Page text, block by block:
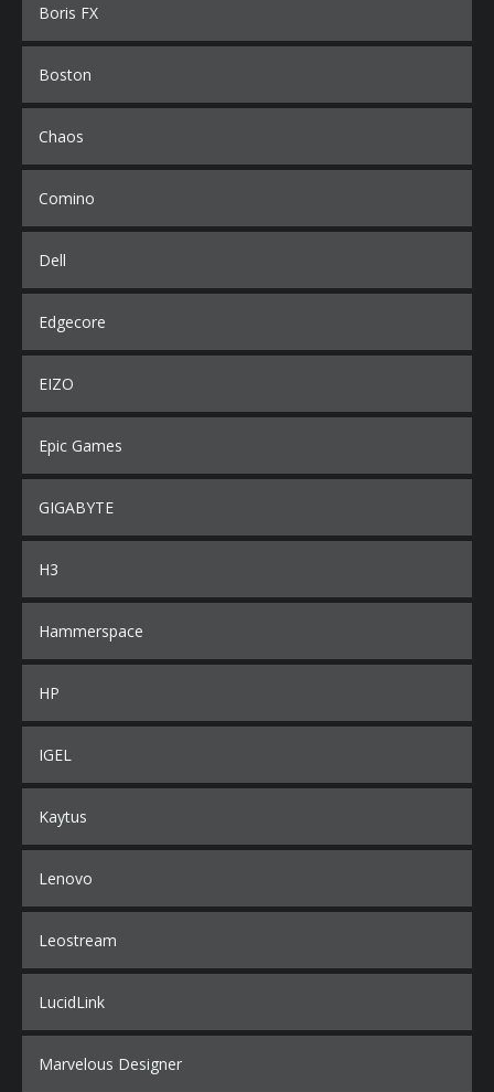
Boris FX
Boston
Chaos
Comino
Dell
Edgecore
EIZO
Epic Games
GIGABYTE
H3
Hammerspace
HP
IGEL
Kaytus
Lenovo
Leostream
LucidLink
Marvelous Designer